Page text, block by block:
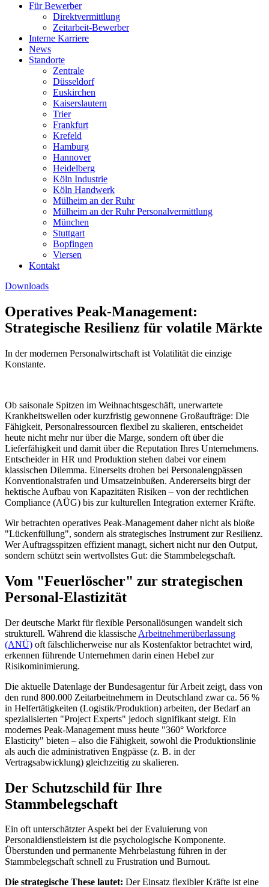
Für Bewerber
Direktvermittlung
Zeitarbeit-Bewerber
Interne Karriere
News
Standorte
Zentrale
Düsseldorf
Euskirchen
Kaiserslautern
Trier
Frankfurt
Krefeld
Hamburg
Hannover
Heidelberg
Köln Industrie
Köln Handwerk
Mülheim an der Ruhr
Mülheim an der Ruhr Personalvermittlung
München
Stuttgart
Bopfingen
Viersen
Kontakt
Downloads
Operatives Peak-Management:
Strategische Resilienz für volatile Märkte
In der modernen Personalwirtschaft ist Volatilität die einzige
Konstante.
Ob saisonale Spitzen im Weihnachtsgeschäft, unerwartete
Krankheitswellen oder kurzfristig gewonnene Großaufträge: Die
Fähigkeit, Personalressourcen flexibel zu skalieren, entscheidet
heute nicht mehr nur über die Marge, sondern oft über die
Lieferfähigkeit und damit über die Reputation Ihres Unternehmens.
Entscheider in HR und Produktion stehen dabei vor einem
klassischen Dilemma. Einerseits drohen bei Personalengpässen
Konventionalstrafen und Umsatzeinbußen. Andererseits birgt der
hektische Aufbau von Kapazitäten Risiken – von der rechtlichen
Compliance (AÜG) bis zur kulturellen Integration externer Kräfte.
Wir betrachten operatives Peak-Management daher nicht als bloße
"Lückenfüllung", sondern als strategisches Instrument zur Resilienz.
Wer Auftragsspitzen effizient managt, sichert nicht nur den Output,
sondern schützt sein wertvollstes Gut: die Stammbelegschaft.
Vom "Feuerlöscher" zur strategischen
Personal-Elastizität
Der deutsche Markt für flexible Personallösungen wandelt sich
strukturell. Während die klassische Arbeitnehmerüberlassung
(ANÜ) oft fälschlicherweise nur als Kostenfaktor betrachtet wird,
erkennen führende Unternehmen darin einen Hebel zur
Risikominimierung.
Die aktuelle Datenlage der Bundesagentur für Arbeit zeigt, dass von
den rund 800.000 Zeitarbeitnehmern in Deutschland zwar ca. 56 %
in Helfertätigkeiten (Logistik/Produktion) arbeiten, der Bedarf an
spezialisierten "Project Experts" jedoch signifikant steigt. Ein
modernes Peak-Management muss heute "360° Workforce
Elasticity" bieten – also die Fähigkeit, sowohl die Produktionslinie
als auch die administrativen Engpässe (z. B. in der
Vertragsabwicklung) gleichzeitig zu skalieren.
Der Schutzschild für Ihre
Stammbelegschaft
Ein oft unterschätzter Aspekt bei der Evaluierung von
Personaldienstleistern ist die psychologische Komponente.
Überstunden und permanente Mehrbelastung führen in der
Stammbelegschaft schnell zu Frustration und Burnout.
Die strategische These lautet: Der Einsatz flexibler Kräfte ist eine